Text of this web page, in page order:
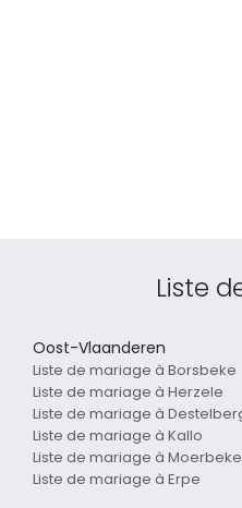
Liste
Oost-Vlaanderen
Liste de mariage à Borsbeke
Liste de mariage à Herzele
Liste de mariage à
Liste de mariage à Kallo
Liste de mariage à
Liste de mariage à Erpe